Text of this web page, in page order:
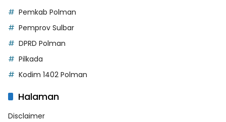
Pemkab Polman
Pemprov Sulbar
DPRD Polman
Pilkada
Kodim 1402 Polman
Halaman
Disclaimer